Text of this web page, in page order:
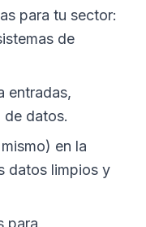
para tu sector:
de
entradas,
de datos.
en la
datos limpios y